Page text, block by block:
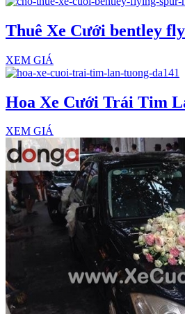
Thuê Xe Cưới bentley
XEM GIÁ
Hoa Xe Cưới Trái Tim
XEM GIÁ